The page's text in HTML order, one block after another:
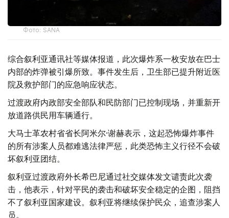
Фото: SANA
综合叙利亚通讯社等媒体报道，此次爆炸系一枚安放在巴士
内部的炸弹被引爆所致。事件发生后，卫生部已提升附近医
院及救护部门的应急响应状态。
过渡政府内政部安全部队和民防部门已控制现场，并重新开
放道路供民用车辆通行。
大马士革农村省省长阿米尔·谢赫表示，这起恐怖爆炸事件
的所有涉案人员都难逃法律严惩，此类恐怖主义行径不会破
坏叙利亚团结。
叙利亚过渡政府外长希巴尼通过社交媒体发文谴责此次袭
击，他表示，针对平民的袭击和破坏安全稳定的企图，阻挡
不了叙利亚国家建设。叙利亚将继续保护民众，追查涉案人
员。